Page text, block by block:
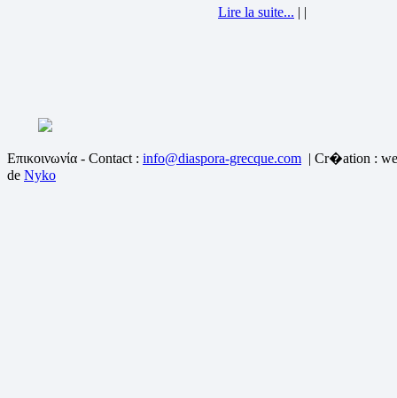
Lire la suite... | |
Επικοινωνία - Contact : info@diaspora-grecque.com | Cr�ation :
de Nyko